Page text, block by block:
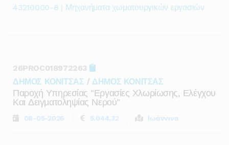
43210000-8 | Μηχανήματα χωματουργικών εργασιών
26PROC018972263
ΔΗΜΟΣ ΚΟΝΙΤΣΑΣ / ΔΗΜΟΣ ΚΟΝΙΤΣΑΣ
Παροχή Υπηρεσίας "εργασίες Χλωρίωσης, Ελέγχου
Και Δειγματοληψίας Νερού"
08-05-2026 5.044,32 Ιωάννινα